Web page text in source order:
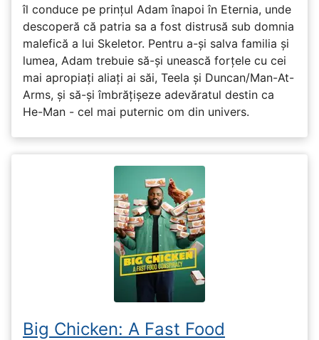
îl conduce pe prințul Adam înapoi în Eternia, unde
descoperă că patria sa a fost distrusă sub domnia
malefică a lui Skeletor. Pentru a-și salva familia și
lumea, Adam trebuie să-și unească forțele cu cei
mai apropiați aliați ai săi, Teela și Duncan/Man-At-
Arms, și să-și îmbrățișeze adevăratul destin ca
He-Man - cel mai puternic om din univers.
Big Chicken: A Fast Food